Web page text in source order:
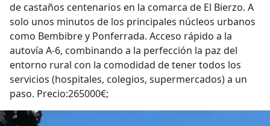
de castaños centenarios en la comarca de El Bierzo. A
solo unos minutos de los principales núcleos urbanos
como Bembibre y Ponferrada. Acceso rápido a la
autovía A-6, combinando a la perfección la paz del
entorno rural con la comodidad de tener todos los
servicios (hospitales, colegios, supermercados) a un
paso. Precio:265000€;